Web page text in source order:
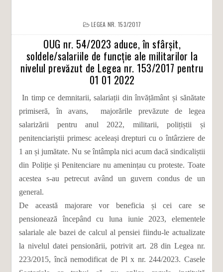
LEGEA NR. 153/2017
OUG nr. 54/2023 aduce, în sfârșit,
soldele/salariile de funcție ale militarilor la
nivelul prevăzut de Legea nr. 153/2017 pentru
01 01 2022
In timp ce demnitarii, salariații din învățământ și sănătate
primiseră, în avans, majorările prevăzute de legea
salarizării pentru anul 2022, militarii, polițiștii și
penitenciariștii primesc aceleași drepturi cu o întârziere de
1 an și jumătate. Nu se întâmpla nici acum dacă sindicaliștii
din Poliție și Penitenciare nu amenințau cu proteste. Toate
acestea s-au petrecut având un guvern condus de un
general.
De această majorare vor beneficia și cei care se
pensionează începând cu luna iunie 2023, elementele
salariale ale bazei de calcul al pensiei fiindu-le actualizate
la nivelul datei pensionării, potrivit art. 28 din Legea nr.
223/2015, încă nemodificat de Pl x nr. 244/2023. Casele